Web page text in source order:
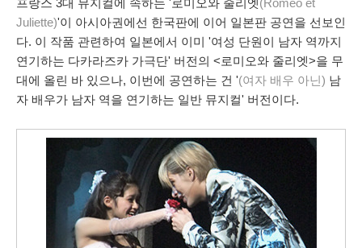
프랑스 3대 뮤지컬에 속하는 '로미오와 줄리엣(Romeo et
Juliette)'이 아시아권에선 한국판에 이어 일본판 공연을 선보인
다. 이 작품 관련하여 일본에서 이미 '여성 단원이 남자 역까지
연기하는 다카라즈카 가극단' 버전의 <로미오와 줄리엣>을 무
대에 올린 바 있으나, 이번에 공연하는 건 '(여자 배우 아닌) 남
자 배우가 남자 역을 연기하는 일반 뮤지컬' 버전이다.